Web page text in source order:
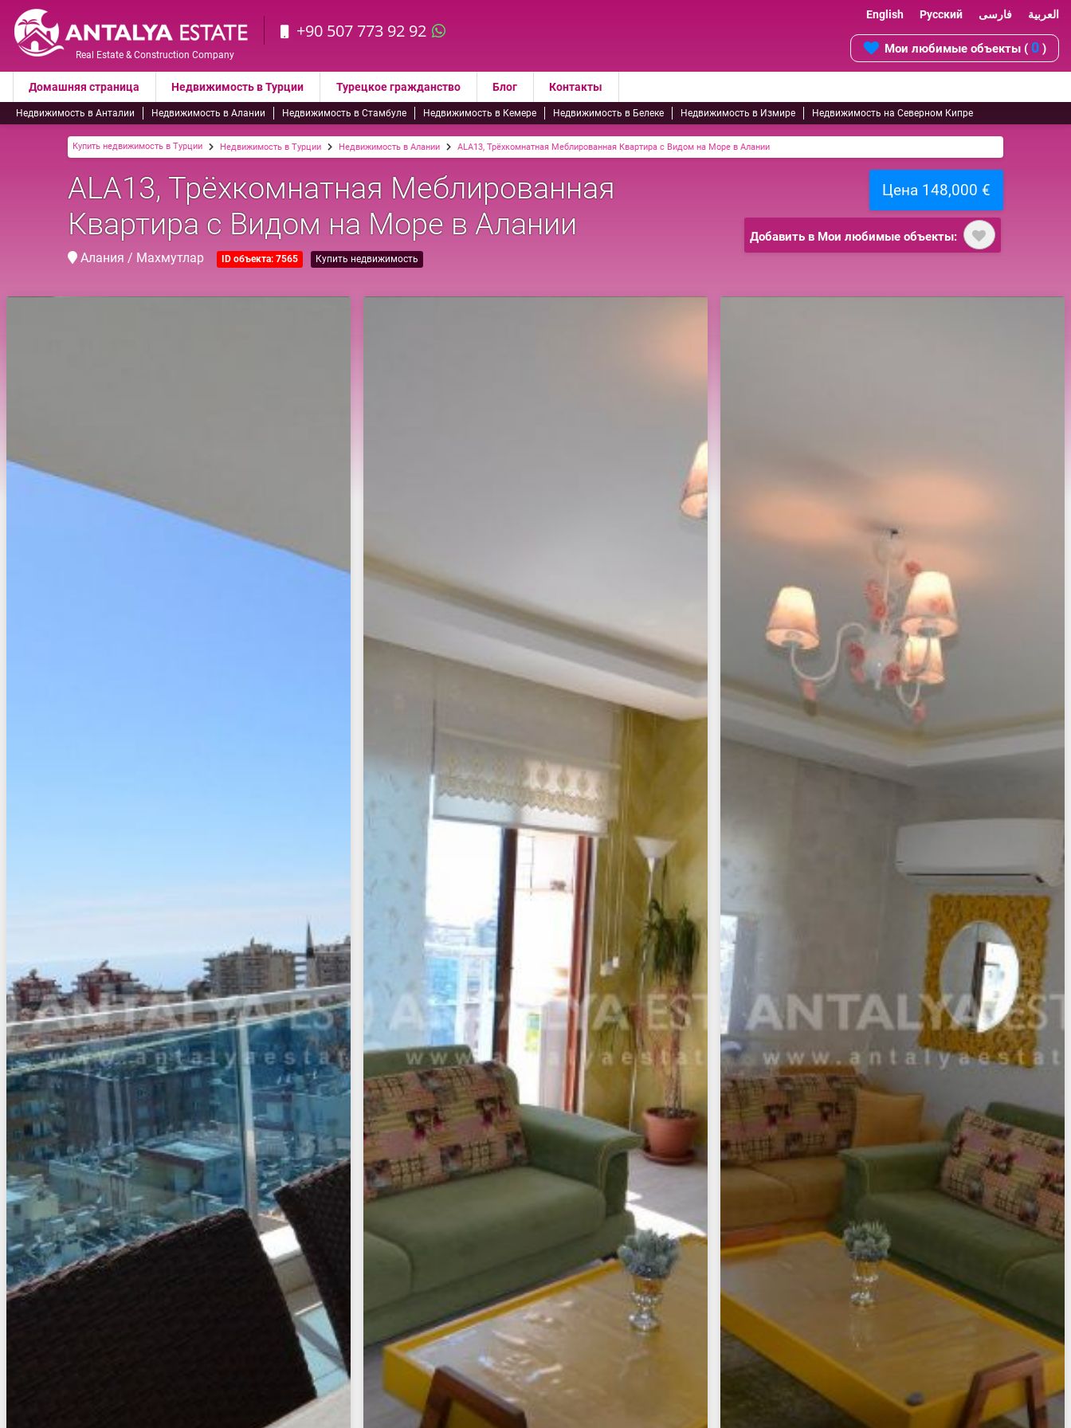
Real Estate & Construction Company
+90 507 773 92 92
English Русский فارسی العربية
Мои любимые объекты ( 0 )
Домашняя страница Недвижимость в Турции Турецкое гражданство Блог Контакты
Недвижимость в Анталии Недвижимость в Алании Недвижимость в Стамбуле Недвижимость в Кемере Недвижимость в Белеке Недвижимость в Измире Недвижимость на Северном Кипре
Купить недвижимость в Турции Недвижимость в Турции Недвижимость в Алании ALA13, Трёхкомнатная Меблированная Квартира с Видом на Море в Алании
ALA13, Трёхкомнатная Меблированная
Квартира с Видом на Море в Алании
Алания / Махмутлар ID объекта: 7565 Купить недвижимость
Цена 148,000 €
Добавить в Мои любимые объекты: